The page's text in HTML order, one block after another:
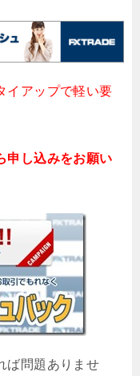
イアップで軽い要
申し込みをお願い
ば問題ありませ